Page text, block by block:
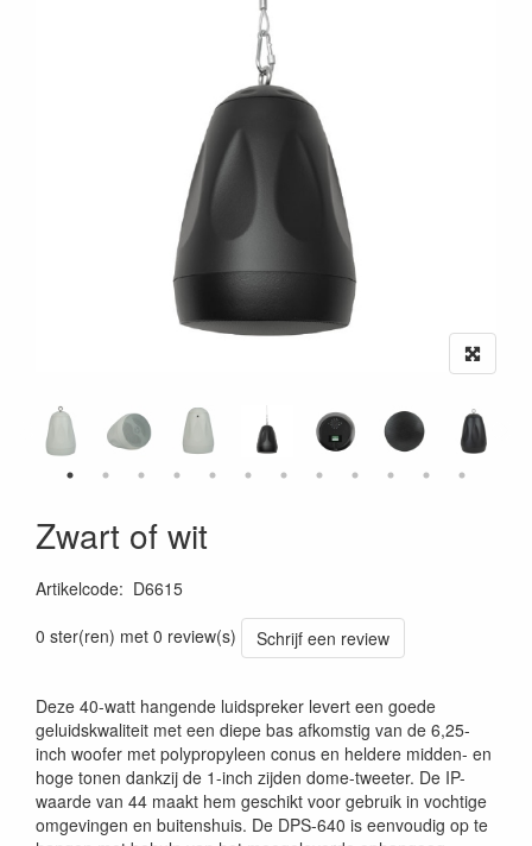
Zwart of wit
Artikelcode: D6615
0 ster(ren) met 0 review(s)
Schrijf een review
Deze 40-watt hangende luidspreker levert een goede
geluidskwaliteit met een diepe bas afkomstig van de 6,25-
inch woofer met polypropyleen conus en heldere midden- en
hoge tonen dankzij de 1-inch zijden dome-tweeter. De IP-
waarde van 44 maakt hem geschikt voor gebruik in vochtige
omgevingen en buitenshuis. De DPS-640 is eenvoudig op te